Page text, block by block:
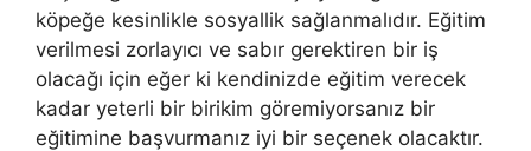
köpeğe kesinlikle sosyallik sağlanmalıdır. Eğitim
verilmesi zorlayıcı ve sabır gerektiren bir iş
olacağı için eğer ki kendinizde eğitim verecek
kadar yeterli bir birikim göremiyorsanız bir
eğitimine başvurmanız iyi bir seçenek olacaktır.